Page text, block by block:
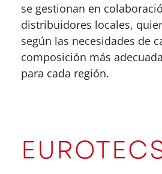
se gestionan en
distribuidores locales,
según las necesidades de
composición más
para cada región.